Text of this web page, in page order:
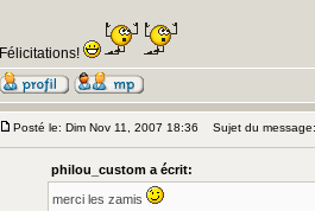
Félicitations!
Posté le: Dim Nov 11, 2007 18:36 Sujet du message:
philou_custom a écrit:
merci les zamis